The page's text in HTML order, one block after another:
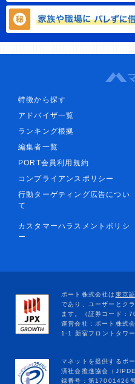
特徴から探す
アドバイザ一覧
ランキング根拠
編集者一覧
PORT会員利用規約
コンプライアンスポリシー
行動ターゲティング広告につい
て
カスタマーハラスメントポリシ
ー